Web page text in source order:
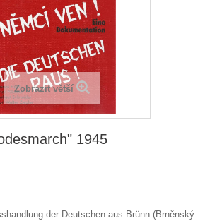
Zobrazit větší
1945
der Deutschen aus Brünn (Brněnský